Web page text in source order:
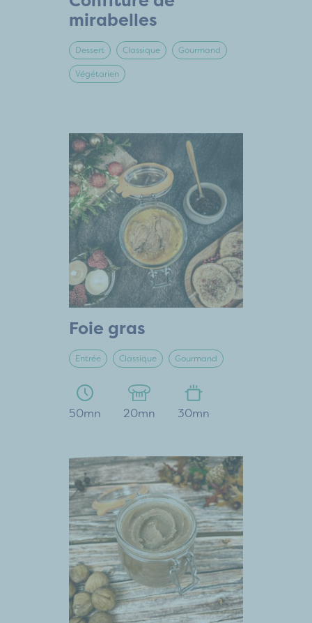
mirabelles
Dessert Classique Gourmand
Végétarien
Foie gras
Entrée Classique Gourmand
50mn 20mn 30mn